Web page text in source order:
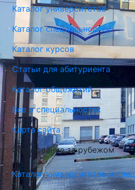
Каталог университетов
Каталог специальностей
Каталог курсов
Статьи для абитуриента
Каталог общежитий
Все о специальностях
Карта сайта
Образование за рубежом
Каталог университетов и